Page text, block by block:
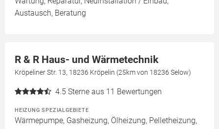
Austausch, Beratung
R & R Haus- und Wärmetechnik
Kröpeliner Str. 13, 18236 Kröpelin (25km von 18236 Selow)
4.5 Sterne aus 11 Bewertungen
HEIZUNG SPEZIALGEBIETE
Wärmepumpe, Gasheizung, Ölheizung, Pelletheizung,